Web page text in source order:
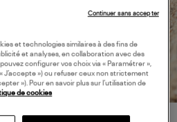
et technologies similaires à des fins de
et analyses, en collaboration avec des
configurer vos choix via « Paramétrer »,
J’accepte ») ou refuser ceux non strictement
»). Pour en savoir plus sur l’utilisation de
de cookies
Continuer sans accepter